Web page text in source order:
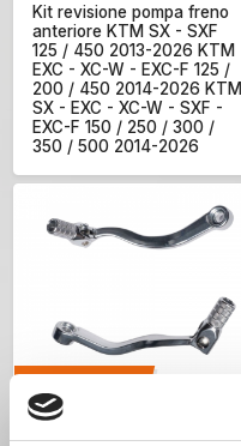
Kit revisione pompa freno
anteriore KTM SX - SXF
125 / 450 2013-2026 KTM
EXC - XC-W - EXC-F 125 /
200 / 450 2014-2026 KTM
SX - EXC - XC-W - SXF -
EXC-F 150 / 250 / 300 /
350 / 500 2014-2026
20%